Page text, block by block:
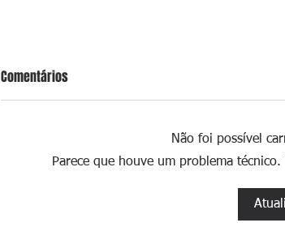
Comentários
Não foi possível
Parece que houve um problema